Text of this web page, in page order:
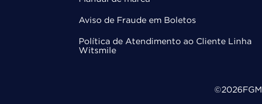
Aviso de Fraude em Boletos
Política de Atendimento ao Cliente Linha
Witsmile
©2026